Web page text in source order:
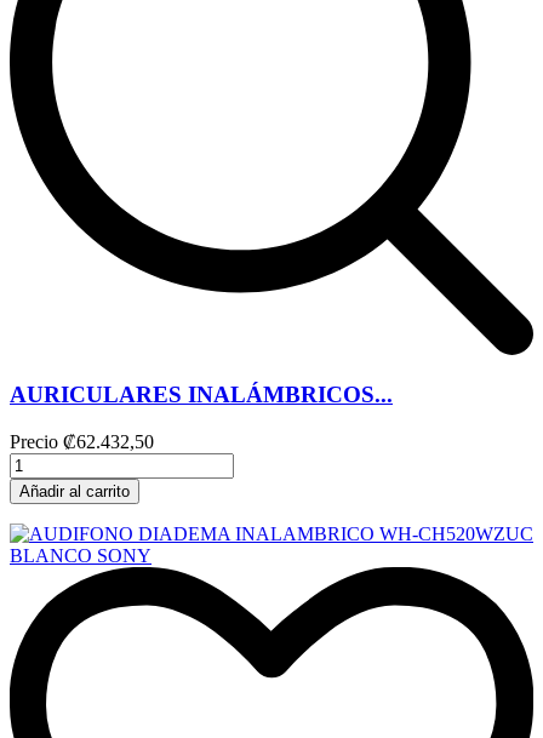
AURICULARES INALÁMBRICOS...
Precio ₡62.432,50
Añadir al carrito